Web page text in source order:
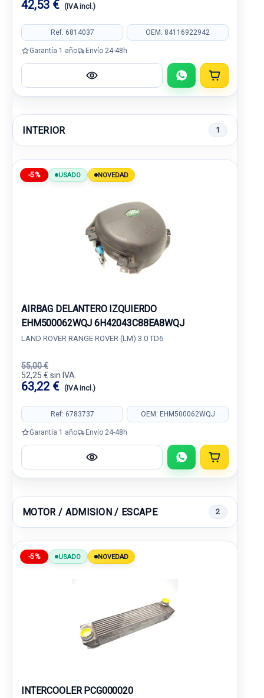
42,53 € (IVA incl.)
Ref: 6814037 OEM: 84116922942
Garantía 1 año Envío 24-48h
INTERIOR 1
-5% USADO NOVEDAD
AIRBAG DELANTERO IZQUIERDO
EHM500062WQJ 6H42043C88EA8WQJ
LAND ROVER RANGE ROVER (LM) 3.0 TD6
55,00 €
52,25 € sin IVA.
63,22 € (IVA incl.)
Ref: 6783737 OEM: EHM500062WQJ
Garantía 1 año Envío 24-48h
MOTOR / ADMISION / ESCAPE 2
-5% USADO NOVEDAD
INTERCOOLER PCG000020